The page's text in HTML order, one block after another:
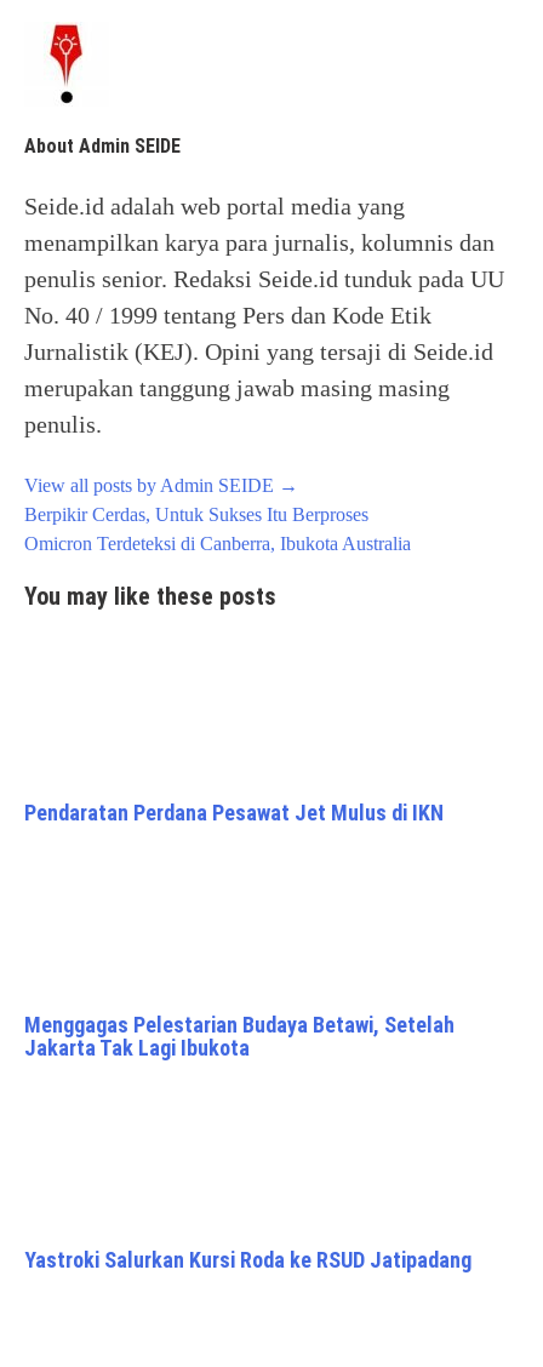
About Admin SEIDE
Seide.id adalah web portal media yang
menampilkan karya para jurnalis, kolumnis dan
penulis senior. Redaksi Seide.id tunduk pada UU
No. 40 / 1999 tentang Pers dan Kode Etik
Jurnalistik (KEJ). Opini yang tersaji di Seide.id
merupakan tanggung jawab masing masing
penulis.
View all posts by Admin SEIDE →
Post
navigation
Berpikir Cerdas, Untuk Sukses Itu Berproses
Omicron Terdeteksi di Canberra, Ibukota Australia
You may like these posts
Pendaratan Perdana Pesawat Jet Mulus di IKN
Menggagas Pelestarian Budaya Betawi, Setelah
Jakarta Tak Lagi Ibukota
Yastroki Salurkan Kursi Roda ke RSUD Jatipadang